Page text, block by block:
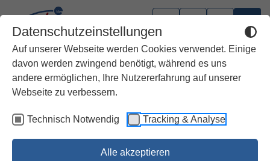
Datenschutzeinstellungen
Auf unserer Webseite werden Cookies verwendet. Einige
davon werden zwingend benötigt, während es uns
andere ermöglichen, Ihre Nutzererfahrung auf unserer
Webseite zu verbessern.
Technisch Notwendig Tracking & Analyse
Alle akzeptieren